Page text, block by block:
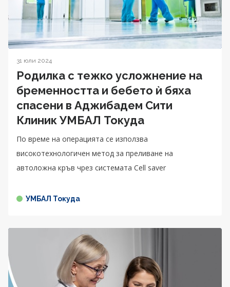
31 юли 2024
Родилка с тежко усложнение на
бременността и бебето ѝ бяха
спасени в Аджибадем Сити
Клиник УМБАЛ Токуда
По време на операцията се използва
високотехнологичен метод за преливане на
автоложна кръв чрез системата Cell saver
УМБАЛ Токуда